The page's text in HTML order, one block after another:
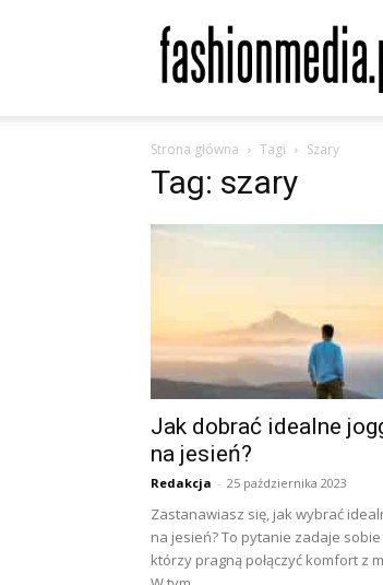
Moda
Styl
|
Trendy
|
Strona główna Tagi Szary
Tag: szary
Jak dobrać idealne
na jesień?
Redakcja - 25 października 2023
Zastanawiasz się, jak wybrać
na jesień? To pytanie zadaje
którzy pragną połączyć komfort z